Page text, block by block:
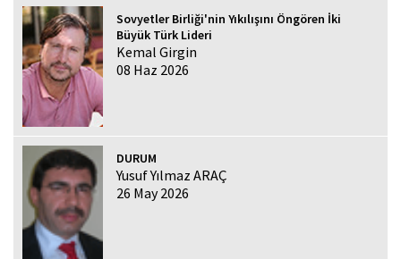
Sovyetler Birliği'nin Yıkılışını Öngören İki
Büyük Türk Lideri
Kemal Girgin
08 Haz 2026
DURUM
Yusuf Yılmaz ARAÇ
26 May 2026